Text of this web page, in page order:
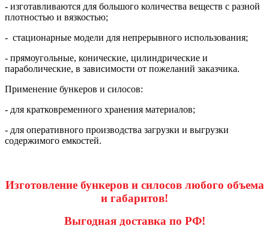
- изготавливаются для большого количества веществ с разной
плотностью и вязкостью;
- стационарные модели для непрерывного использования;
- прямоугольные, конические, цилиндрические и
параболические, в зависимости от пожеланий заказчика.
Применение бункеров и силосов:
- для кратковременного хранения материалов;
- для оперативного производства загрузки и выгрузки
содержимого емкостей.
Изготовление бункеров и силосов любого объема
и габаритов!
Выгодная доставка по РФ!